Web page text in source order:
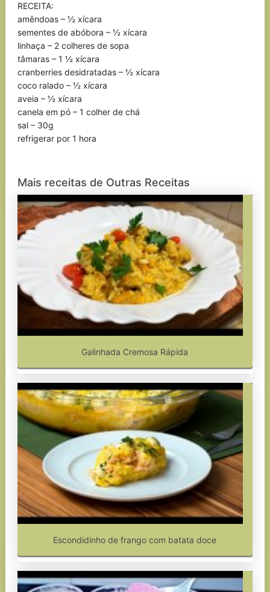
RECEITA:
amêndoas – ½ xícara
sementes de abóbora – ½ xícara
linhaça – 2 colheres de sopa
tâmaras – 1 ½ xícara
cranberries desidratadas – ½ xícara
coco ralado – ½ xícara
aveia – ½ xícara
canela em pó – 1 colher de chá
sal – 30g
refrigerar por 1 hora
Mais receitas de Outras Receitas
Galinhada Cremosa Rápida
Escondidinho de frango com batata doce